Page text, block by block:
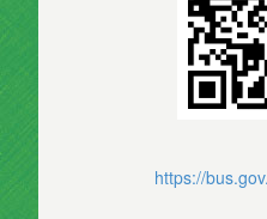
https://